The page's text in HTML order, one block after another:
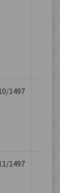
1497
1497